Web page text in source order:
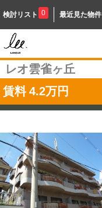
検討リスト 0 最近見た物件
レオ雲雀ヶ丘
賃料 4.2万円